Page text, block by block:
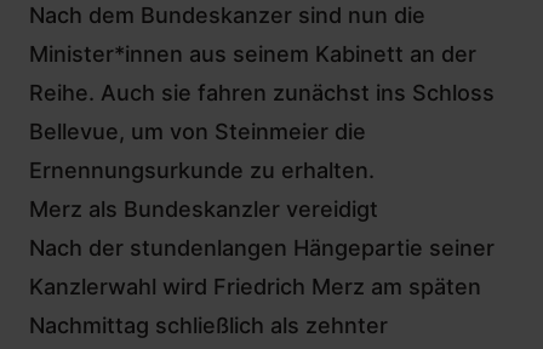
Nach dem Bundeskanzer sind nun die
Minister*innen aus seinem Kabinett an der
Reihe. Auch sie fahren zunächst ins Schloss
Bellevue, um von Steinmeier die
Ernennungsurkunde zu erhalten.
Merz als Bundeskanzler vereidigt
Nach der stundenlangen Hängepartie seiner
Kanzlerwahl wird Friedrich Merz am späten
Nachmittag schließlich als zehnter